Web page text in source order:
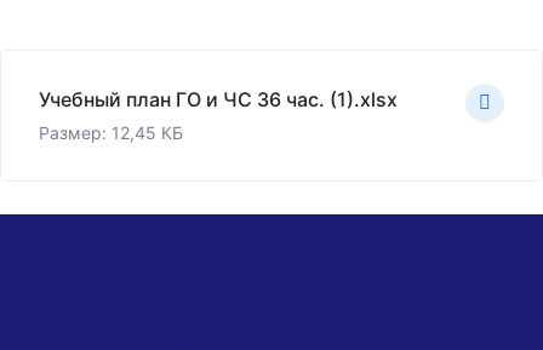
Учебный план ГО и ЧС 36 час. (1).xlsx
Размер: 12,45 КБ